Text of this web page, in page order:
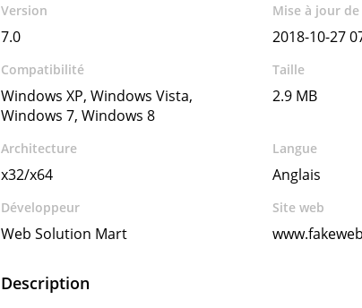
Version
7.0
Mise à jour de
2018-10-27
Compatibilité
Windows XP, Windows Vista,
Windows 7, Windows 8
Taille
2.9 MB
Architecture
x32/x64
Langue
Anglais
Développeur
Web Solution Mart
Site web
Description